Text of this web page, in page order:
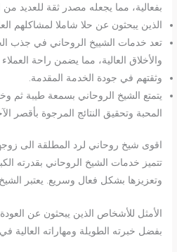
بفعالية، مما يجعله مصدر ثقة للعديد
الذين يبحثون عن حلا شاملا لمشاكلهم
تعد خدمات الشييخ الروحاني في جذب
والأخلاق العالية، مما يضمن راحة العملاء
وثقتهم في جودة الخدمة المقدمة.
يتمتع الشيخ الروحاني بسمعة طيبة
المحبة وتحقيق النتائج المرجوة بأقصر
اقوى شيخ روحاني لرد المطلقة الى
تتميز خدمات الشيخ الروحاني بقدرته
وتعزيزها بشكل فعال وسريع. يعتبر الشيخ
الأمثل للأشخاص الذين يبحثون عن
بفضل خبرته الطويلة ومهاراته العالية